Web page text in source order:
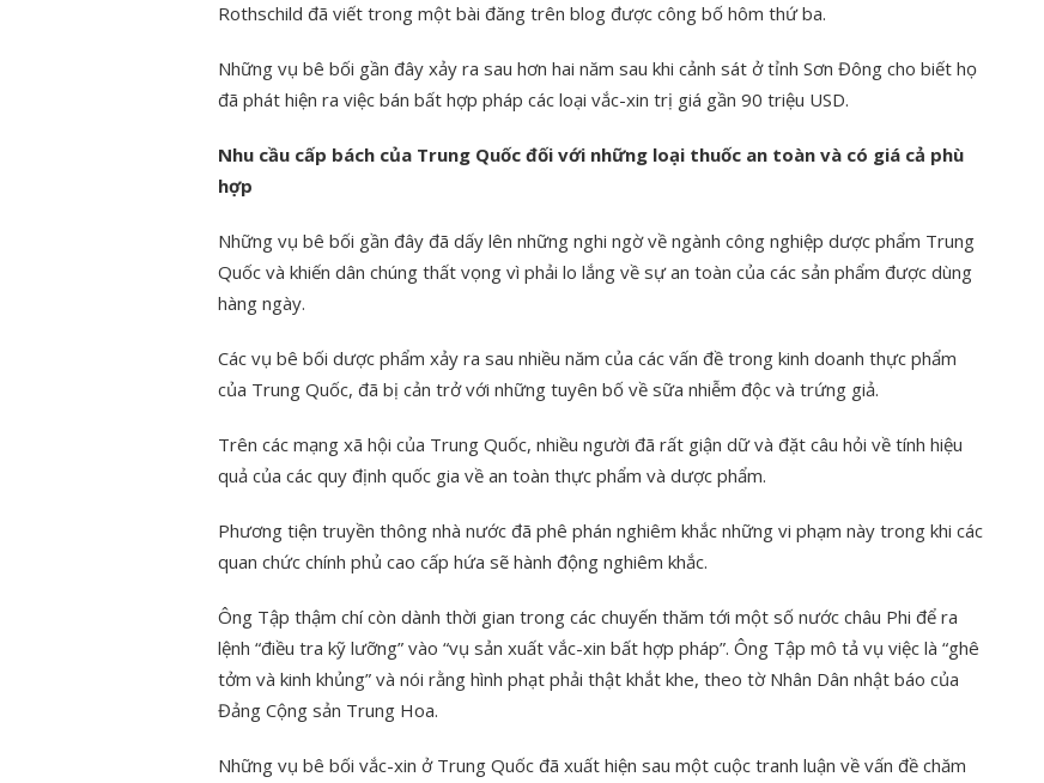
Rothschild đã viết trong một bài đăng trên blog được công bố hôm thứ ba.
Những vụ bê bối gần đây xảy ra sau hơn hai năm sau khi cảnh sát ở tỉnh Sơn Đông cho biết họ
đã phát hiện ra việc bán bất hợp pháp các loại vắc-xin trị giá gần 90 triệu USD.
Nhu cầu cấp bách của Trung Quốc đối với những loại thuốc an toàn và có giá cả phù
hợp
Những vụ bê bối gần đây đã dấy lên những nghi ngờ về ngành công nghiệp dược phẩm Trung
Quốc và khiến dân chúng thất vọng vì phải lo lắng về sự an toàn của các sản phẩm được dùng
hàng ngày.
Các vụ bê bối dược phẩm xảy ra sau nhiều năm của các vấn đề trong kinh doanh thực phẩm
của Trung Quốc, đã bị cản trở với những tuyên bố về sữa nhiễm độc và trứng giả.
Trên các mạng xã hội của Trung Quốc, nhiều người đã rất giận dữ và đặt câu hỏi về tính hiệu
quả của các quy định quốc gia về an toàn thực phẩm và dược phẩm.
Phương tiện truyền thông nhà nước đã phê phán nghiêm khắc những vi phạm này trong khi các
quan chức chính phủ cao cấp hứa sẽ hành động nghiêm khắc.
Ông Tập thậm chí còn dành thời gian trong các chuyến thăm tới một số nước châu Phi để ra
lệnh “điều tra kỹ lưỡng” vào “vụ sản xuất vắc-xin bất hợp pháp”. Ông Tập mô tả vụ việc là “ghê
tởm và kinh khủng” và nói rằng hình phạt phải thật khắt khe, theo tờ Nhân Dân nhật báo của
Đảng Cộng sản Trung Hoa.
Những vụ bê bối vắc-xin ở Trung Quốc đã xuất hiện sau một cuộc tranh luận về vấn đề chăm